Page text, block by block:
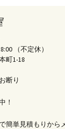
（不定休）
町1-18
断り
！
簡単見積もりから